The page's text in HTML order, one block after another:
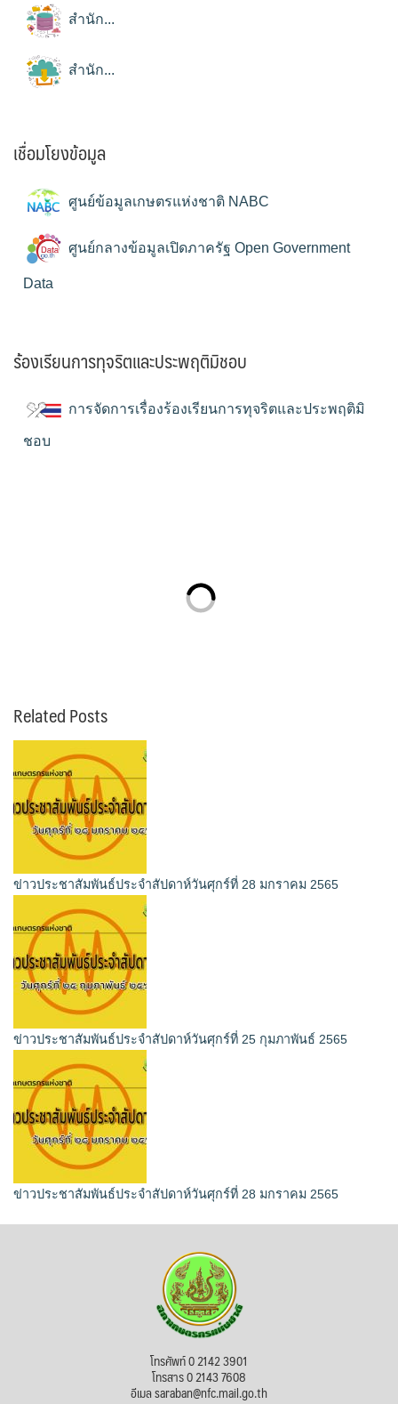
สำนัก...
สำนัก...
เชื่อมโยงข้อมูล
ศูนย์ข้อมูลเกษตรแห่งชาติ NABC
ศูนย์กลางข้อมูลเปิดภาครัฐ Open Government
Data
ร้องเรียนการทุจริตและประพฤติมิชอบ
การจัดการเรื่องร้องเรียนการทุจริตและประพฤติมิ
ชอบ
Related Posts
ข่าวประชาสัมพันธ์ประจำสัปดาห์วันศุกร์ที่ 28 มกราคม 2565
ข่าวประชาสัมพันธ์ประจำสัปดาห์วันศุกร์ที่ 25 กุมภาพันธ์ 2565
ข่าวประชาสัมพันธ์ประจำสัปดาห์วันศุกร์ที่ 28 มกราคม 2565
โทรศัพท์ 0 2142 3901
โทรสาร 0 2143 7608
อีเมล saraban@nfc.mail.go.th